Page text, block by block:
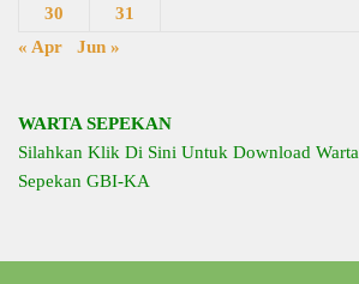
30
31
« Apr
Jun »
WARTA SEPEKAN
Silahkan Klik Di Sini Untuk Download Warta
Sepekan GBI-KA